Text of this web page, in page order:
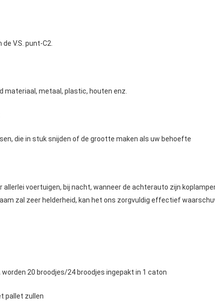
V.S. punt-C2.
metaal, plastic, houten enz.
die in stuk snijden of de grootte maken als uw behoefte
allerlei voertuigen, bij nacht, wanneer de achterauto zijn
zal zeer helderheid, kan het ons zorgvuldig effectief
20 broodjes/24 broodjes ingepakt in 1 caton
pallet zullen